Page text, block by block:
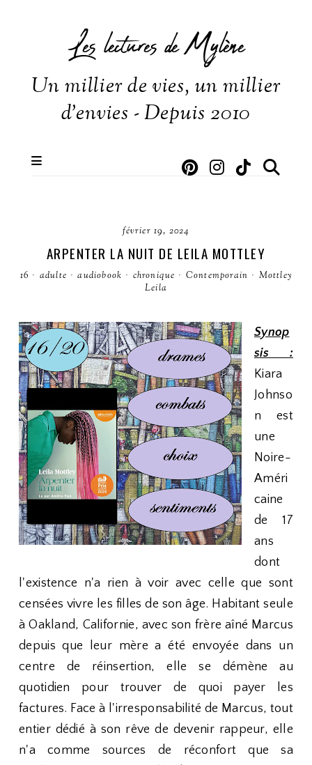
Les lectures de Mylène
Un millier de vies, un millier
d'envies - Depuis 2010
février 19, 2024
ARPENTER LA NUIT DE LEILA MOTTLEY
16 · adulte · audiobook · chronique · Contemporain · Mottley
Leila
Synop
sis :
Kiara
Johnso
n est
une
Noire-
Améri
caine
de 17
ans
dont
l'existence n'a rien à voir avec celle que sont
censées vivre les filles de son âge. Habitant seule
à Oakland, Californie, avec son frère aîné Marcus
depuis que leur mère a été envoyée dans un
centre de réinsertion, elle se démène au
quotidien pour trouver de quoi payer les
factures. Face à l'irresponsabilité de Marcus, tout
entier dédié à son rêve de devenir rappeur, elle
n'a comme sources de réconfort que sa